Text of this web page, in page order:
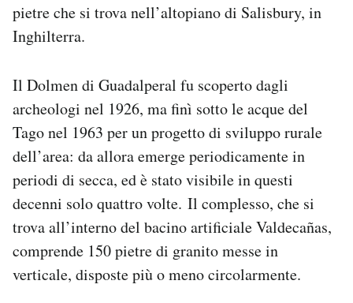
pietre che si trova nell’altopiano di Salisbury, in
Inghilterra.
Il Dolmen di Guadalperal fu scoperto dagli
archeologi nel 1926, ma finì sotto le acque del
Tago nel 1963 per un progetto di sviluppo rurale
dell’area: da allora emerge periodicamente in
periodi di secca, ed è stato visibile in questi
decenni solo quattro volte. Il complesso, che si
trova all’interno del bacino artificiale Valdecañas,
comprende 150 pietre di granito messe in
verticale, disposte più o meno circolarmente.